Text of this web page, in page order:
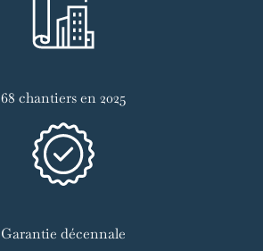
68 chantiers en 2025
Garantie décennale